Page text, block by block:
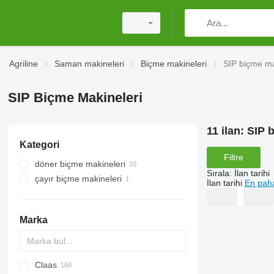
Agriline Saman makineleri Biçme makineleri SIP biçme
SIP Biçme Makineleri
Kategori
döner biçme makineleri
çayır biçme makineleri
Marka
700 - series
SPE
CK
EP
Claas
11 ilan: SIP
Filtre
Sırala: İlan tarihi
İlan tarihi En